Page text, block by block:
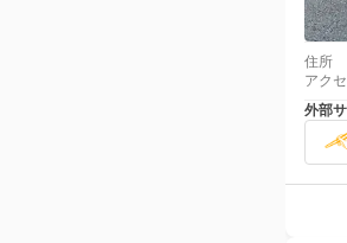
住所
アク
外部